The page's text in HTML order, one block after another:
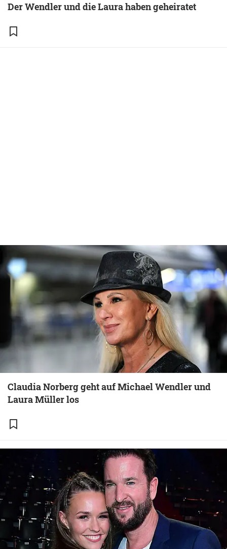
Der Wendler und die Laura haben geheiratet
Claudia Norberg geht auf Michael Wendler und
Laura Müller los